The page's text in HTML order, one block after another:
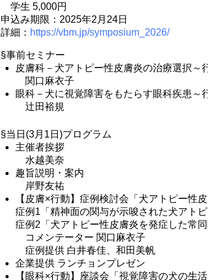
学生 5,000円
申込み期限：2025年2月24日
詳細： https://vbm.jp/symposium_2026/
§事前セミナー
皮膚科－犬アトピー性皮膚炎の治療選択～
関口麻衣子
眼科－犬に視覚障害をもたらす眼科疾患～
辻田裕規
§当日(3月1日)プログラム
主催者挨拶
水越美奈
趣旨説明・案内
岸野友祐
【皮膚×行動】症例検討会「犬アトピー性
症例1「精神面の関与が示唆された犬アト
症例2「犬アトピー性皮膚炎を発症した常同
コメンテーター 関口麻衣子
症例提供 白井春佳、和田美帆
企業提供 ランチョンプレゼン
【眼科×行動】座談会「視覚障害の犬の生